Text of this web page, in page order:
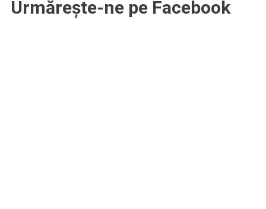
Urmărește-ne pe Facebook